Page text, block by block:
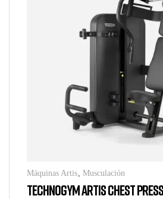
Máquinas Artis, Musculación
TECHNOGYM ARTIS CHEST PRESS